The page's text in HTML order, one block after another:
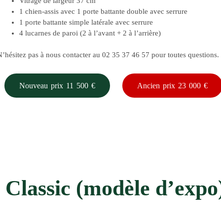
1 chien-assis avec 1 porte battante double avec serrure
1 porte battante simple latérale avec serrure
4 lucarnes de paroi (2 à l’avant + 2 à l’arrière)
pas à nous contacter au 02 35 37 46 57 pour toutes questions.
Nouveau prix 11 500 € Ancien prix 23 000 €
(modèle